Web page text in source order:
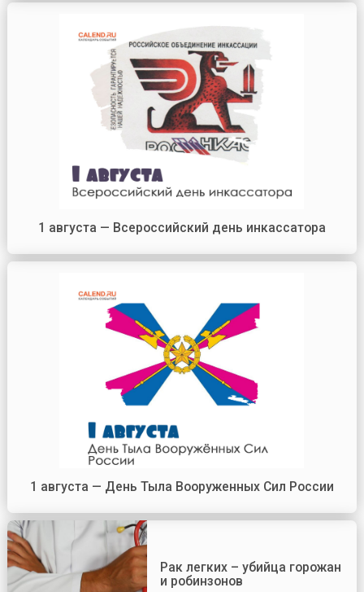
1 августа — Всероссийский день инкассатора
1 августа — День Тыла Вооруженных Сил России
Рак легких – убийца горожан
и робинзонов